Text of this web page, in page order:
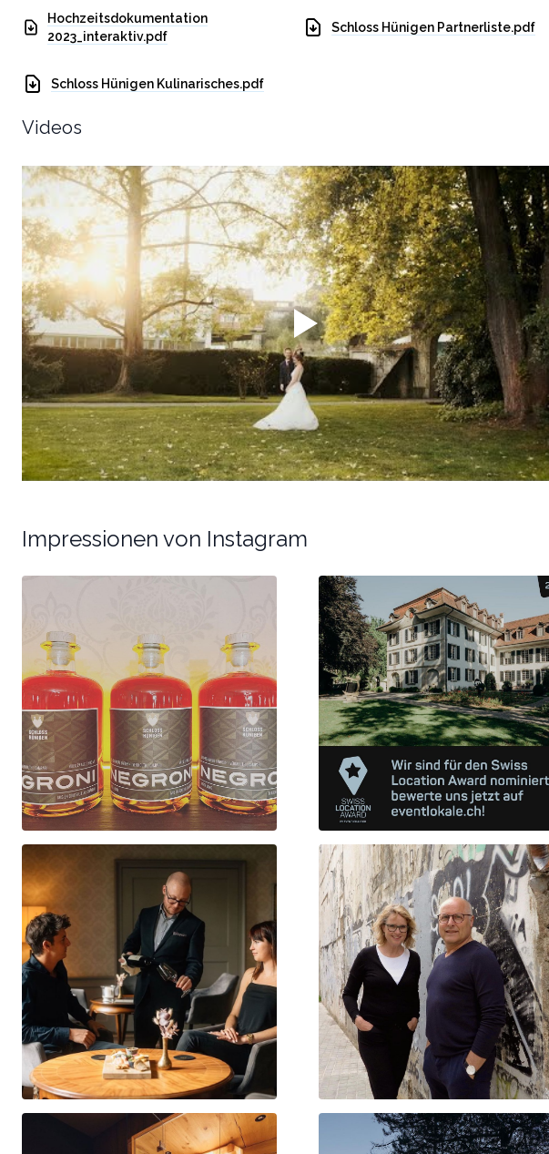
Hochzeitsdokumentation
2023_interaktiv.pdf
Schloss Hünigen Partnerliste.pdf
Schloss Hünigen Kulinarisches.pdf
Videos
Impressionen von Instagram